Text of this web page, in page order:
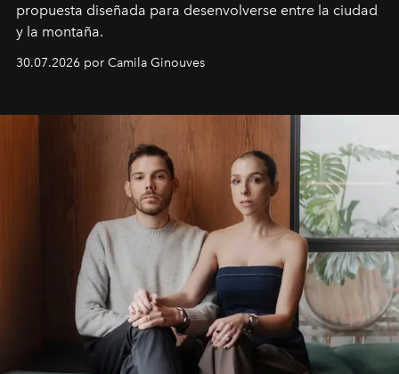
propuesta diseñada para desenvolverse entre la ciudad
y la montaña.
30.07.2026 por Camila Ginouves